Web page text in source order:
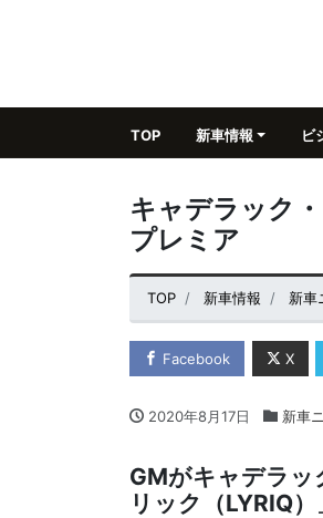
TOP 新車情報 ビ
キャデラック
プレミア
TOP 新車情報 新車
Facebook X
2020年8月17日 新車
GMがキャデラッ
リック（LYRIQ